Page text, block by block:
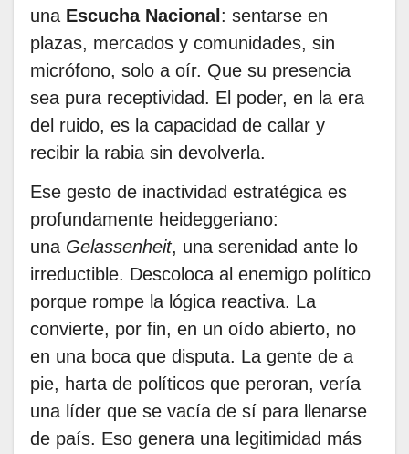
una Escucha Nacional : sentarse en
plazas, mercados y comunidades, sin
micrófono, solo a oír. Que su presencia
sea pura receptividad. El poder, en la era
del ruido, es la capacidad de callar y
recibir la rabia sin devolverla.
Ese gesto de inactividad estratégica es
profundamente heideggeriano:
una Gelassenheit, una serenidad ante lo
irreductible. Descoloca al enemigo político
porque rompe la lógica reactiva. La
convierte, por fin, en un oído abierto, no
en una boca que disputa. La gente de a
pie, harta de políticos que peroran, vería
una líder que se vacía de sí para llenarse
de país. Eso genera una legitimidad más